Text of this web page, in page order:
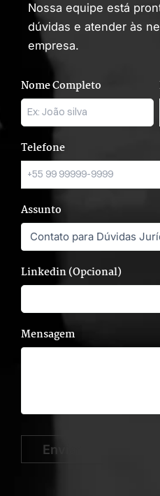
Nossa equipe está
dúvidas e atender às
empresa.
Nome Completo
Telefone
Assunto
Linkedin (Opcional)
Mensagem
Enviar